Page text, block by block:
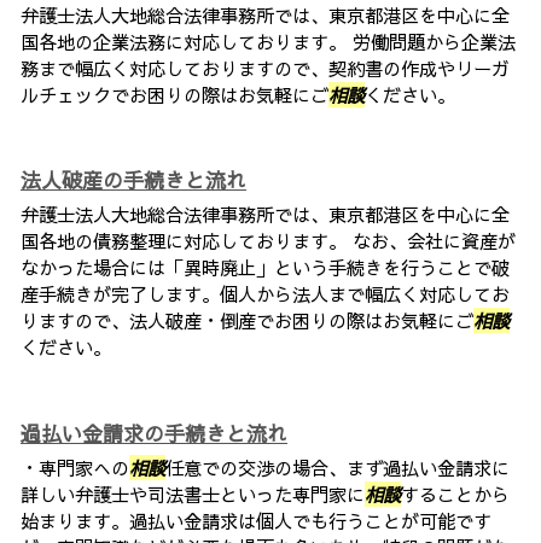
弁護士法人大地総合法律事務所では、東京都港区を中心に全
国各地の企業法務に対応しております。 労働問題から企業法
務まで幅広く対応しておりますので、契約書の作成やリーガ
ルチェックでお困りの際はお気軽にご相談ください。
法人破産の手続きと流れ
弁護士法人大地総合法律事務所では、東京都港区を中心に全
国各地の債務整理に対応しております。 なお、会社に資産が
なかった場合には「異時廃止」という手続きを行うことで破
産手続きが完了します。個人から法人まで幅広く対応してお
りますので、法人破産・倒産でお困りの際はお気軽にご相談
ください。
過払い金請求の手続きと流れ
・専門家への相談任意での交渉の場合、まず過払い金請求に
詳しい弁護士や司法書士といった専門家に相談することから
始まります。過払い金請求は個人でも行うことが可能です